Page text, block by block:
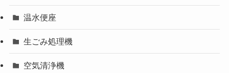
温水便座
生ごみ処理機
空気清浄機